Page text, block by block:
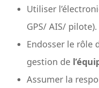
Utiliser
GPS/ AIS/ pilote).
Endosser le rôle
gestion de
Assumer la